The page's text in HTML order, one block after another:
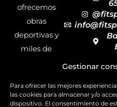
Gestionar
Para ofrecer las mejores
las cookies para almacenar y/o
dispositivo. El consentimiento de
ofrecemos
obras
deportivas y
miles de
deportivos
para todas las